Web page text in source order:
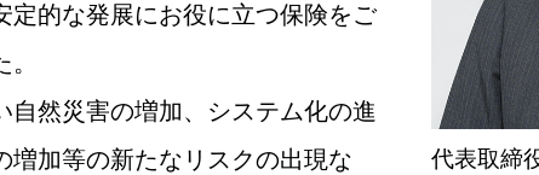
定的な発展にお役に立つ保険をご
然災害の増加、システム化の進
増加等の新たなリスクの出現な
代表取締